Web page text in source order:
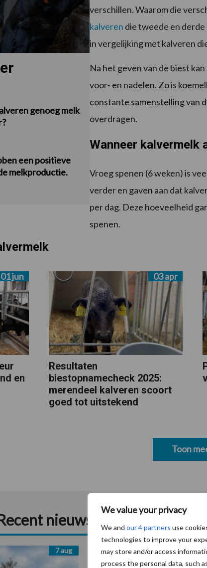
We value your privacy
We and our 4 partners use
technologies to improve your
may store and/or access
process the personal data, such
genoeg melk
een positieve
melkproductie.
verschillen. Waarom die
kalveren die tweede en
in vergelijking met kalveren
Na het geven van de biest
voor- en nadelen. Zo is
constante samenstelling van
overdragen.
Wanneer kalvermelk
Vroeg spenen (6 weken) is
verder en gaven aan dat
per dag. Deze hoeveelheid
spenen.
01 jun
en
03 apr
Resultaten
biestopnamecheck 2025:
merendeel kalveren scoort
goed tot uitstekend
Toon
nieuws
7 aug